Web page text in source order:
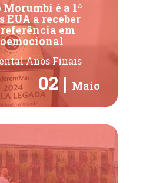
é a 1ª
EUA a receber
em
Anos Finais
02 | Maio